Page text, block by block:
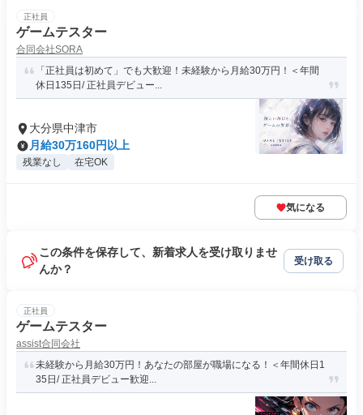
正社員
ゲームテスター
合同会社SORA
「正社員は初めて」でも大歓迎！未経験から月給30万円！＜年間
休日135日/ 正社員デビュー...
大分県中津市
月給30万160円以上
残業なし 在宅OK
気になる
この条件を保存して、新着求人を受け取りませ
んか？
受け取る
正社員
ゲームテスター
assist合同会社
未経験から月給30万円！あなたの部屋が職場になる！＜年間休日1
35日/ 正社員デビュー歓迎...